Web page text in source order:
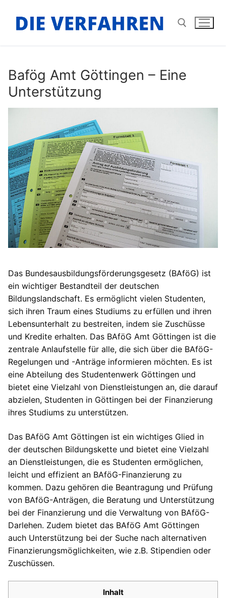
Inhalt
springen
Bafög Amt Göttingen – Eine
Unterstützung
Das Bundesausbildungsförderungsgesetz (BAföG) ist
ein wichtiger Bestandteil der deutschen
Bildungslandschaft. Es ermöglicht vielen Studenten,
sich ihren Traum eines Studiums zu erfüllen und ihren
Lebensunterhalt zu bestreiten, indem sie Zuschüsse
und Kredite erhalten. Das BAföG Amt Göttingen ist die
zentrale Anlaufstelle für alle, die sich über die BAföG-
Regelungen und -Anträge informieren möchten. Es ist
eine Abteilung des Studentenwerk Göttingen und
bietet eine Vielzahl von Dienstleistungen an, die darauf
abzielen, Studenten in Göttingen bei der Finanzierung
ihres Studiums zu unterstützen.
Das BAföG Amt Göttingen ist ein wichtiges Glied in
der deutschen Bildungskette und bietet eine Vielzahl
an Dienstleistungen, die es Studenten ermöglichen,
leicht und effizient an BAföG-Finanzierung zu
kommen. Dazu gehören die Beantragung und Prüfung
von BAföG-Anträgen, die Beratung und Unterstützung
bei der Finanzierung und die Verwaltung von BAföG-
Darlehen. Zudem bietet das BAföG Amt Göttingen
auch Unterstützung bei der Suche nach alternativen
Finanzierungsmöglichkeiten, wie z.B. Stipendien oder
Zuschüssen.
Inhalt